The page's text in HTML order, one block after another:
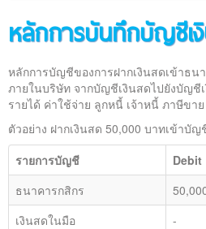
หลักการบันทึกบัญชีเ
หลักการบัญชีของการฝากเงินสดเข้าธน
ภายในบริษัท จากบัญชีเงินสดไปยังบัญชี
รายได้ ค่าใช้จ่าย ลูกหนี้ เจ้าหนี้ ภาษีขา
ตัวอย่าง ฝากเงินสด 50,000 บาทเข้าบั
รายการบัญชี
Debit
ธนาคารกสิกร
เงินสดในมือ
-